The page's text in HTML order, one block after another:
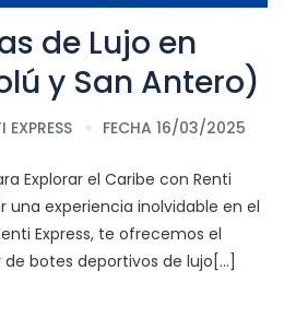
de Lujo en
y San Antero)
EXPRESS FECHA 16/03/2025
Explorar el Caribe con Renti
una experiencia inolvidable en el
Express, te ofrecemos el
botes deportivos de lujo[...]